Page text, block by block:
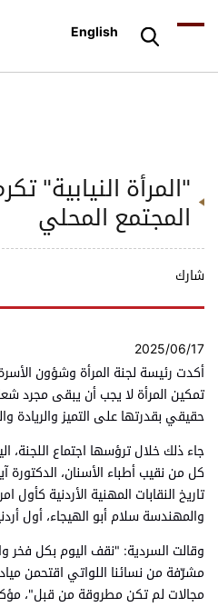
English
"المرأة النيابية"
المجتمع المحلي
شارك
2025/06/17
أكدت رئيسة لجنة المرأة وشؤون الأسرة
تمكين المرأة لا يجب أن يبقى مجرد
حقيقي بقدرتها على التميز والريادة
جاء ذلك خلال ترؤسها اجتماع اللجنة،
كل من نقيب أطباء الأسنان،
تاريخ النقابات المهنية الأردنية كأول
والمهندسة سلام أبو الهيجاء، أول
وقالت السردية: "نقف اليوم بكل فخر
مشرّفة من نسائنا اللواتي اقتحمن
مجالات لم تكن مطروقة من قبل"،